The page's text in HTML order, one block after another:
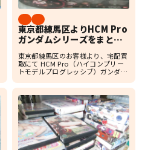
東京都練馬区よりHCM Pro
ガンダムシリーズをまとめ
て宅配買取しました
東京都練馬区のお客様より、宅配買
取にて HCM Pro（ハイコンプリー
トモデルプログレッシブ）ガンダム
ました。 今回は、ガンダム・ザク・
グフ・アッガイ・リック・ディア
ス・百式・サザビー・ […]